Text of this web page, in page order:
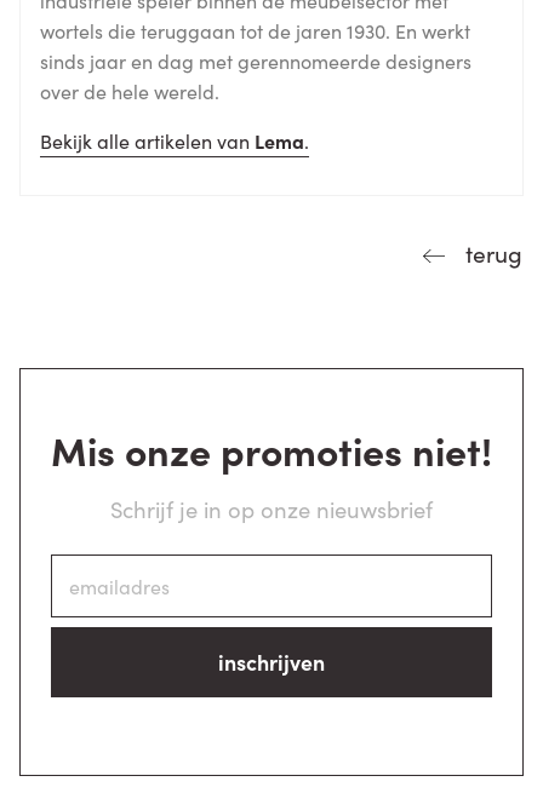
wortels die teruggaan tot de jaren 1930. En werkt
sinds jaar en dag met gerennomeerde designers
over de hele wereld.
Bekijk alle artikelen van Lema.
terug
Mis onze promoties niet!
Schrijf je in op onze nieuwsbrief
inschrijven